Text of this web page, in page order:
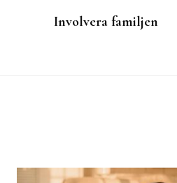
Involvera familjen